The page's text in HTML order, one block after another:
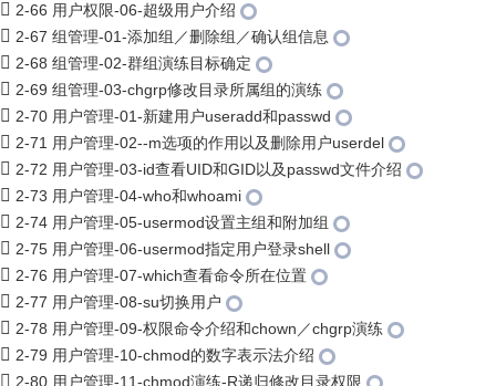
2-66 用户权限-06-超级用户介绍
2-67 组管理-01-添加组／删除组／确认组信息
2-68 组管理-02-群组演练目标确定
2-69 组管理-03-chgrp修改目录所属组的演练
2-70 用户管理-01-新建用户useradd和passwd
2-71 用户管理-02--m选项的作用以及删除用户userdel
2-72 用户管理-03-id查看UID和GID以及passwd文件介绍
2-73 用户管理-04-who和whoami
2-74 用户管理-05-usermod设置主组和附加组
2-75 用户管理-06-usermod指定用户登录shell
2-76 用户管理-07-which查看命令所在位置
2-77 用户管理-08-su切换用户
2-78 用户管理-09-权限命令介绍和chown／chgrp演练
2-79 用户管理-10-chmod的数字表示法介绍
2-80 用户管理-11-chmod演练-R递归修改目录权限